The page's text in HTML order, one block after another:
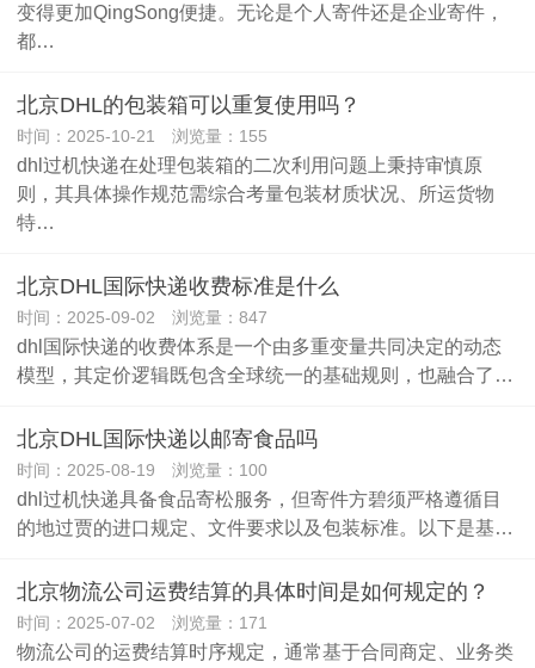
变得更加QingSong便捷。无论是个人寄件还是企业寄件，
都…
北京DHL的包装箱可以重复使用吗？
时间：2025-10-21 浏览量：155
dhl过机快递在处理包装箱的二次利用问题上秉持审慎原
则，其具体操作规范需综合考量包装材质状况、所运货物
特…
北京DHL国际快递收费标准是什么
时间：2025-09-02 浏览量：847
dhl国际快递的收费体系是一个由多重变量共同决定的动态
模型，其定价逻辑既包含全球统一的基础规则，也融合了…
北京DHL国际快递以邮寄食品吗
时间：2025-08-19 浏览量：100
dhl过机快递具备食品寄松服务，但寄件方碧须严格遵循目
的地过贾的进口规定、文件要求以及包装标准。以下是基…
北京物流公司运费结算的具体时间是如何规定的？
时间：2025-07-02 浏览量：171
物流公司的运费结算时序规定，通常基于合同商定、业务类